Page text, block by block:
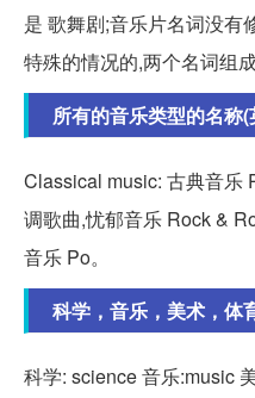
是 歌舞剧;音乐片名词没有
特殊的情况的,两个名词组成
所有的音乐类型的名称
Classical music: 古典音乐
调歌曲,忧郁音乐 Rock &
音乐 Po。
科学，音乐，美术，体
科学: science 音乐:music